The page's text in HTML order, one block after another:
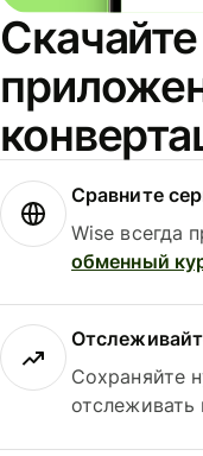
Сравните
Wise всегда
обменный
Сохраняйте
отслеживать